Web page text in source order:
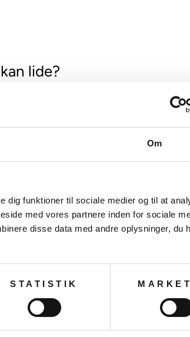
Om
dig funktioner til sociale medier og til at
med vores partnere inden for sociale
disse data med andre oplysninger, du
STATISTIK
lide?